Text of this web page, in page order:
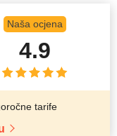
Naša ocjena
4.9
tarife